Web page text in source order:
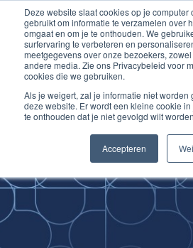
Deze website slaat cookies op je computer
gebruikt om informatie te verzamelen over
omgaat en om je te onthouden. We
surfervaring te verbeteren en
meetgegevens over onze bezoekers,
andere media. Zie ons Privacybeleid voor
cookies die we gebruiken.
Als je weigert, zal je informatie niet worden
deze website. Er wordt een kleine cookie
te onthouden dat je niet gevolgd wilt
Accepteren
Ga
naar
de
inhoud
Improving
Medical Skills